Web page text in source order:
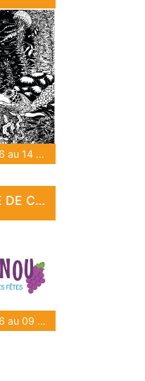
du 08 Août 2026 au 14 Août 2026
FÊTE VOTIVE DE COURNOU
du 08 Août 2026 au 09 Août 2026